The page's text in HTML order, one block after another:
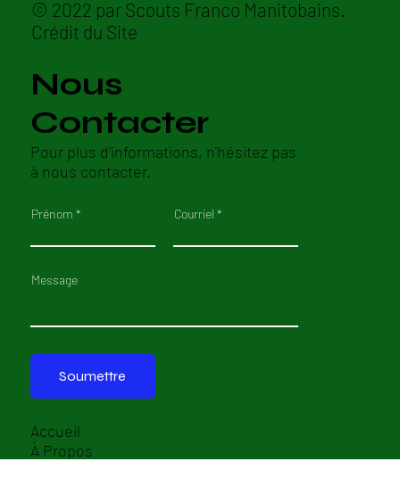
© 2022 par Scouts Franco Manitobains.
Crédit du Site
Prénom Courriel
Message
Soumettre
Nous
Contacter
Pour plus d'informations, n'hésitez pas
à nous contacter.
Accueil
À Propos